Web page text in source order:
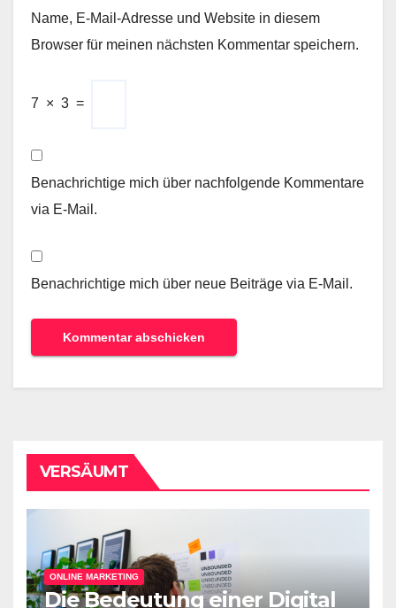
Name, E-Mail-Adresse und Website in diesem
Browser für meinen nächsten Kommentar speichern.
7 × 3 =
Benachrichtige mich über nachfolgende Kommentare
via E-Mail.
Benachrichtige mich über neue Beiträge via E-Mail.
VERSÄUMT
ONLINE MARKETING
Die Bedeutung einer Digital